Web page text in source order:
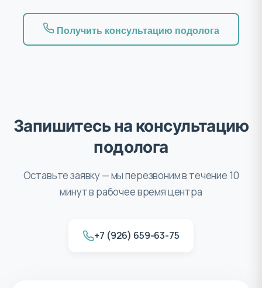
Получить консультацию подолога
Запишитесь на консультацию
подолога
Оставьте заявку — мы перезвоним в течение 10
минут в рабочее время центра
+7 (926) 659-63-75